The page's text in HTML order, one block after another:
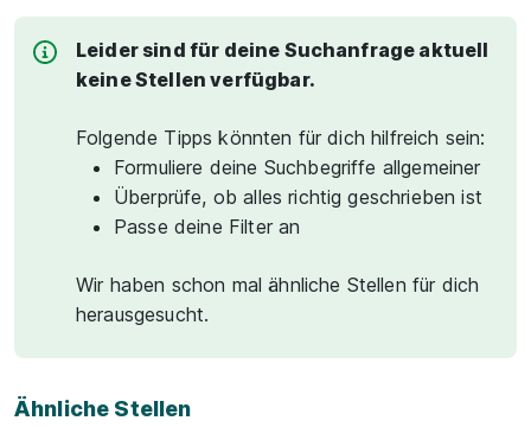
Leider sind für deine Suchanfrage aktuell
keine Stellen verfügbar.
Folgende Tipps könnten für dich hilfreich sein:
Formuliere deine Suchbegriffe allgemeiner
Überprüfe, ob alles richtig geschrieben ist
Passe deine Filter an
Wir haben schon mal ähnliche Stellen für dich
herausgesucht.
Ähnliche Stellen